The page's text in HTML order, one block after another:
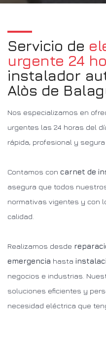
Servicio de
urgente 24
instalador
Alòs de
Nos especializamos en
urgentes las 24 horas del
rápida, profesional y
Contamos con carnet de
asegura que todos
normativas vigentes y con
calidad.
Realizamos desde
emergencia hasta
negocios e industrias.
soluciones eficientes y
necesidad eléctrica que